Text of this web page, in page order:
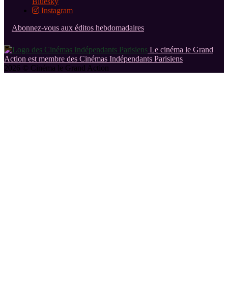
Instagram
Abonnez-vous aux éditos hebdomadaires
Le cinéma le Grand
Action est membre des Cinémas Indépendants Parisiens
2026 © Cinéma le Grand Action